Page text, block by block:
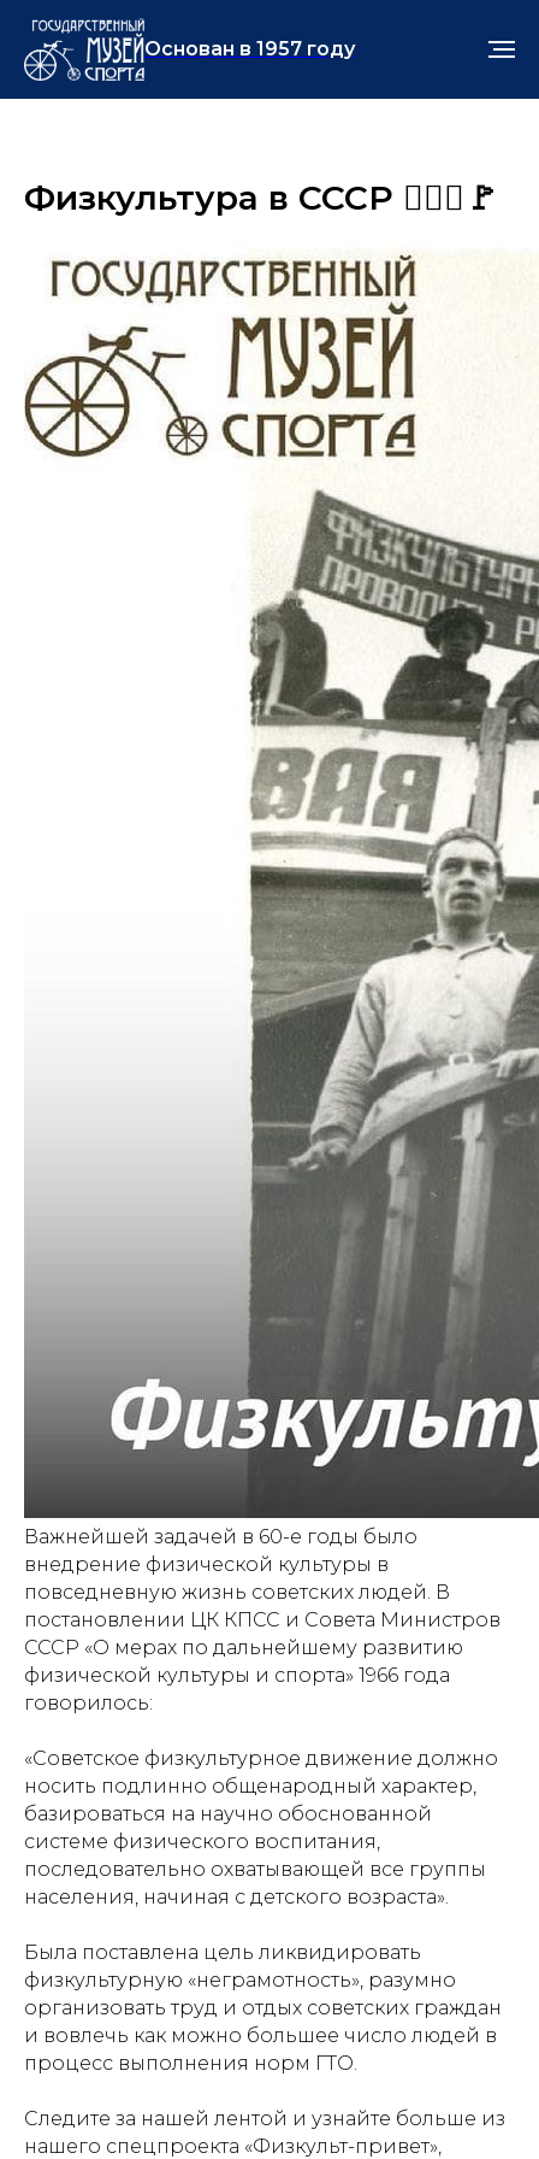
Основан в 1957 году
Физкультура в СССР 🏃🏻‍♂️🚩
Важнейшей задачей в 60-е годы было
внедрение физической культуры в
повседневную жизнь советских людей. В
постановлении ЦК КПСС и Совета Министров
СССР «О мерах по дальнейшему развитию
физической культуры и спорта» 1966 года
говорилось:
«Советское физкультурное движение должно
носить подлинно общенародный характер,
базироваться на научно обоснованной
системе физического воспитания,
последовательно охватывающей все группы
населения, начиная с детского возраста».
Была поставлена цель ликвидировать
физкультурную «неграмотность», разумно
организовать труд и отдых советских граждан
и вовлечь как можно большее число людей в
процесс выполнения норм ГТО.
Следите за нашей лентой и узнайте больше из
нашего спецпроекта «Физкульт-привет»,
Проезд:м.Курская
Режим работы:
Пн. - Пт. 10.00-17.00
Посетителям:
+7 (499) 941-07-73
metodsportsmus@mail.ru
info@museumsport.ru
Адрес:105064, г.
д.18с 1
Купить билет
Пушкинская
карта